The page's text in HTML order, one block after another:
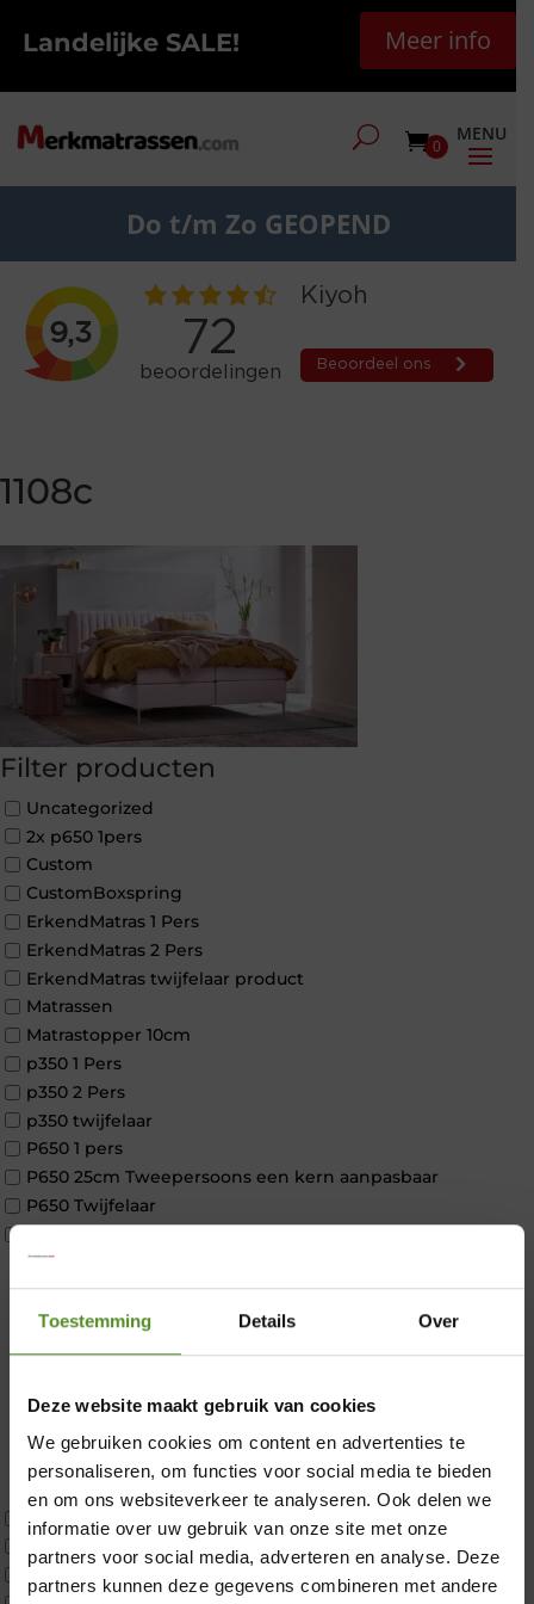
Toestemming Details Over
Deze website maakt gebruik van cookies
We gebruiken cookies om content en advertenties te
personaliseren, om functies voor social media te bieden
en om ons websiteverkeer te analyseren. Ook delen we
informatie over uw gebruik van onze site met onze
partners voor social media, adverteren en analyse. Deze
partners kunnen deze gegevens combineren met andere
Landelijke SALE! Meer info
0
Do t/m Zo GEOPEND
1108c
Filter producten
Uncategorized
2x p650 1pers
Custom
CustomBoxspring
ErkendMatras 1 Pers
ErkendMatras 2 Pers
ErkendMatras twijfelaar product
Matrassen
Matrastopper 10cm
p350 1 Pers
p350 2 Pers
p350 twijfelaar
P650 1 pers
P650 25cm Tweepersoons een kern aanpasbaar
P650 Twijfelaar
Maatvoering
1 persoon
2 personen
Materiaal
Koudschuim
Latex
Traagschuim
Tweepersoons 1 kern
Tweepersoons 1 kern product
Tweepersoons 2 kernen
×